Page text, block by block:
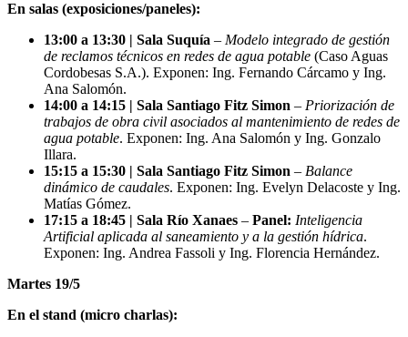
En salas (exposiciones/paneles):
13:00 a 13:30 | Sala Suquía – Modelo integrado de gestión
de reclamos técnicos en redes de agua potable (Caso Aguas
Cordobesas S.A.). Exponen: Ing. Fernando Cárcamo y Ing.
Ana Salomón.
14:00 a 14:15 | Sala Santiago Fitz Simon – Priorización de
trabajos de obra civil asociados al mantenimiento de redes de
agua potable. Exponen: Ing. Ana Salomón y Ing. Gonzalo
Illara.
15:15 a 15:30 | Sala Santiago Fitz Simon – Balance
dinámico de caudales. Exponen: Ing. Evelyn Delacoste y Ing.
Matías Gómez.
17:15 a 18:45 | Sala Río Xanaes – Panel: Inteligencia
Artificial aplicada al saneamiento y a la gestión hídrica.
Exponen: Ing. Andrea Fassoli y Ing. Florencia Hernández.
Martes 19/5
En el stand (micro charlas):